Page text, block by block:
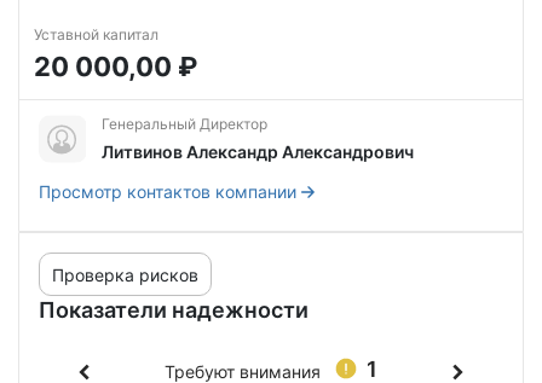
Уставной капитал
20 000,00 ₽
Генеральный Директор
Литвинов Александр Александрович
Просмотр контактов компании
Показатели надежности
Проверка рисков
1
Требуют внимания